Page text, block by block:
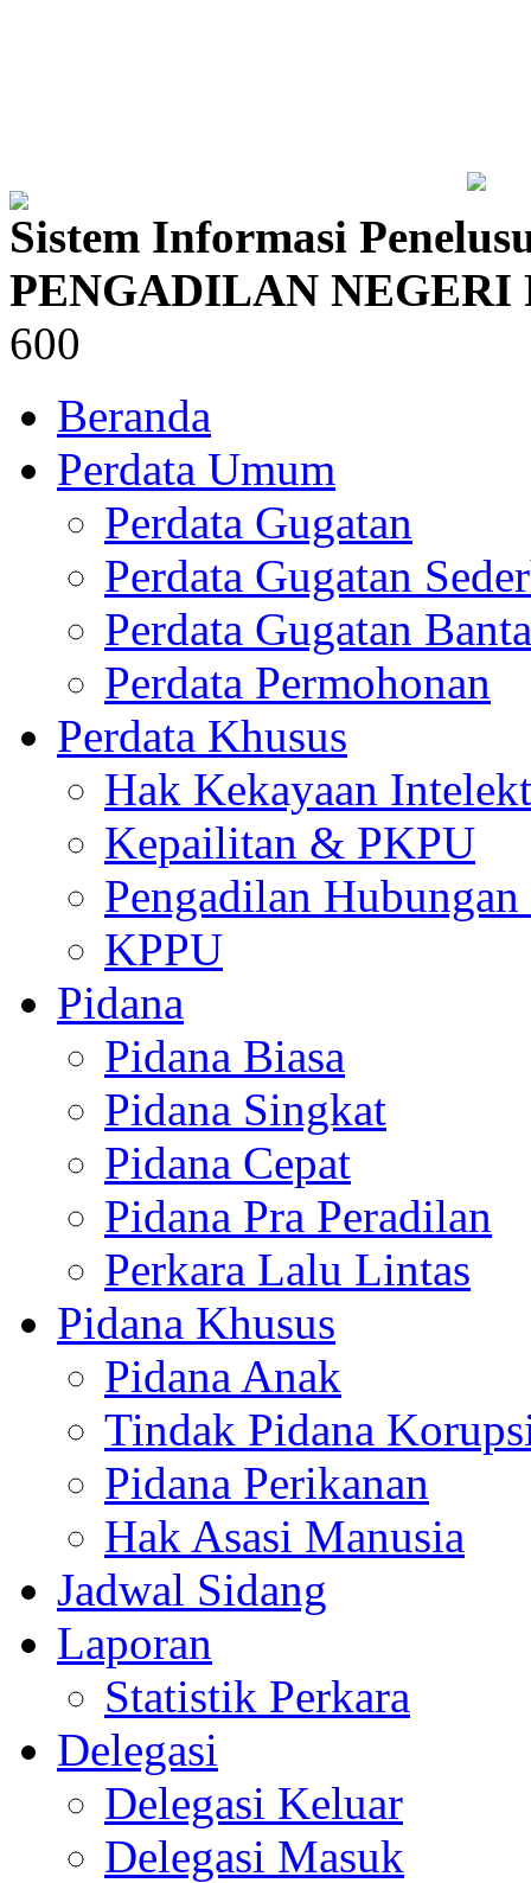
Sistem Informasi
PENGADILAN NEGERI
600
Beranda
Perdata Umum
Perdata Gugatan
Perdata Gugatan
Perdata Gugatan
Perdata Permohonan
Perdata Khusus
Hak Kekayaan
Kepailitan & PKPU
Pengadilan
KPPU
Pidana
Pidana Biasa
Pidana Singkat
Pidana Cepat
Pidana Pra Peradilan
Perkara Lalu Lintas
Pidana Khusus
Pidana Anak
Tindak Pidana
Pidana Perikanan
Hak Asasi Manusia
Jadwal Sidang
Laporan
Statistik Perkara
Delegasi
Delegasi Keluar
Delegasi Masuk